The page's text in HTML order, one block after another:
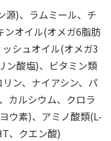
源)、ラムミール、チ
ンオイル(オメガ6脂肪
シュオイル(オメガ3
ン酸塩)、ビタミン類
ン、ナイアシン、パ
カルシウム、クロラ
ウ素)、アミノ酸類(L-
、クエン酸)